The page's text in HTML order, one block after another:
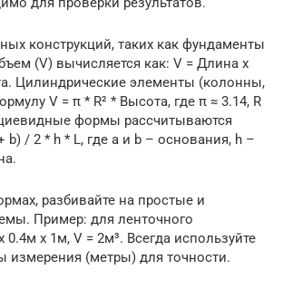
конструкций, таких как фундаменты
(V) вычисляется как: V = Длина x
Цилиндрические элементы (колонны,
V = π * R² * Высота, где π ≈ 3.14, R
формы рассчитываются
b) / 2 * h * L, где a и b – основания, h –
разбивайте на простые и
Пример: для ленточного
x 1м, V = 2м³. Всегда используйте
измерения (метры) для точности.